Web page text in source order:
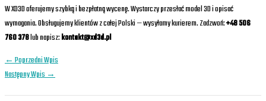
W XD3D oferujemy szybką i bezpłatną wycenę. Wystarczy przesłać model 3D i opisać
wymagania. Obsługujemy klientów z całej Polski — wysyłamy kurierem. Zadzwoń:+48 506
760 378lub napisz:kontakt@xd3d.pl
←Poprzedni Wpis
Następny Wpis→